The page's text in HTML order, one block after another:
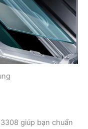
giúp bạn chuẩn